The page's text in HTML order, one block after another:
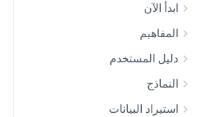
ابدأ الآن
المفاهيم
دليل المستخدم
النماذج
استيراد البيانات